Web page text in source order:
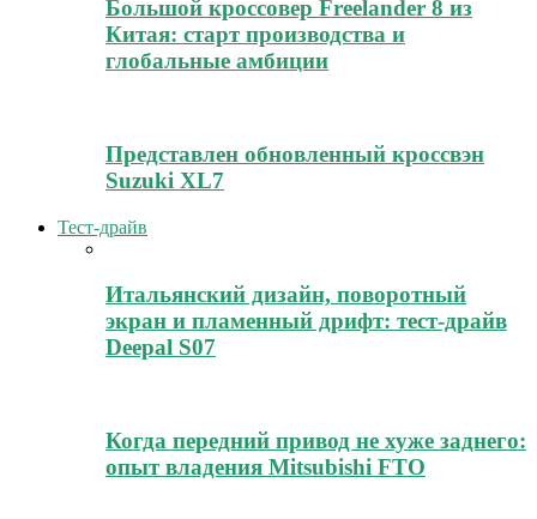
Большой кроссовер Freelander 8 из
Китая: старт производства и
глобальные амбиции
Представлен обновленный кроссвэн
Suzuki XL7
Тест-драйв
Итальянский дизайн, поворотный
экран и пламенный дрифт: тест-драйв
Deepal S07
Когда передний привод не хуже заднего:
опыт владения Mitsubishi FTO